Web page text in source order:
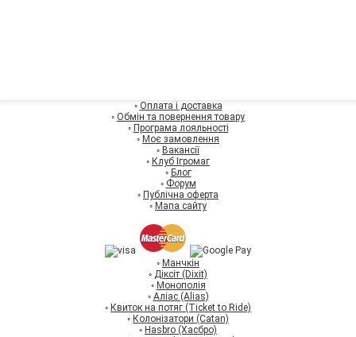
◦ Оплата і доставка
◦ Обмін та повернення товару
◦ Програма лояльності
◦ Моє замовлення
◦ Вакансії
◦ Клуб Ігромаг
◦ Блог
◦ Форум
◦ Публічна оферта
◦ Мапа сайту
◦ Манчкін
◦ Діксіт (Dixit)
◦ Монополія
◦ Аліас (Alias)
◦ Квиток на потяг (Ticket to Ride)
◦ Колонізатори (Catan)
◦ Hasbro (Хасбро)